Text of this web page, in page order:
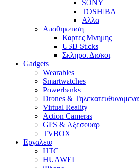
SONY
TOSHIBA
Αλλα
Αποθηκευση
Καρτες Μνημης
USB Sticks
Σκληροι Δισκοι
Gadgets
Wearables
Smartwatches
Powerbanks
Drones & Τηλεκατευθυνομενα
Virtual Reality
Action Cameras
GPS & Αξεσουαρ
TVBOX
Εργαλεια
HTC
HUAWEI